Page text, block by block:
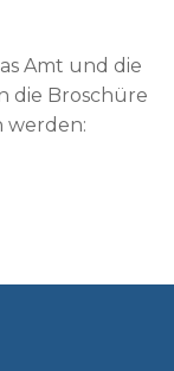
Amt und die
die Broschüre
werden: